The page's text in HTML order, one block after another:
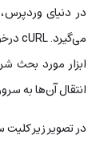
در دنیای
ابزار مورد بحث
انتقال آن‌ها به
در تصویر زیر کلیت